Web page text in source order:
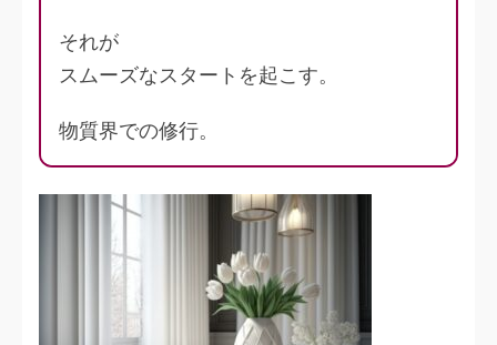
それが
スムーズなスタートを起こす。
物質界での修行。